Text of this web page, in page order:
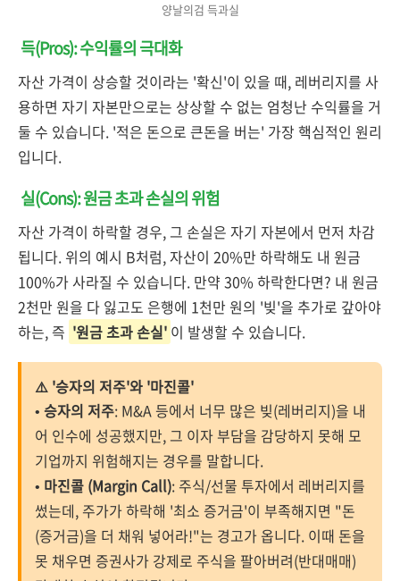
양날의검 득과실
득(Pros): 수익률의 극대화
자산 가격이 상승할 것이라는 '확신'이 있을 때, 레버리지를 사
용하면 자기 자본만으로는 상상할 수 없는 엄청난 수익률을 거
둘 수 있습니다. '적은 돈으로 큰돈을 버는' 가장 핵심적인 원리
입니다.
실(Cons): 원금 초과 손실의 위험
자산 가격이 하락할 경우, 그 손실은 자기 자본에서 먼저 차감
됩니다. 위의 예시 B처럼, 자산이 20%만 하락해도 내 원금
100%가 사라질 수 있습니다. 만약 30% 하락한다면? 내 원금
2천만 원을 다 잃고도 은행에 1천만 원의 '빚'을 추가로 갚아야
하는, 즉 '원금 초과 손실' 이 발생할 수 있습니다.
⚠️ '승자의 저주'와 '마진콜'
• 승자의 저주: M&A 등에서 너무 많은 빚(레버리지)을 내
어 인수에 성공했지만, 그 이자 부담을 감당하지 못해 모
기업까지 위험해지는 경우를 말합니다.
• 마진콜 (Margin Call): 주식/선물 투자에서 레버리지를
썼는데, 주가가 하락해 '최소 증거금'이 부족해지면 "돈
(증거금)을 더 채워 넣어라!"는 경고가 옵니다. 이때 돈을
못 채우면 증권사가 강제로 주식을 팔아버려(반대매매)